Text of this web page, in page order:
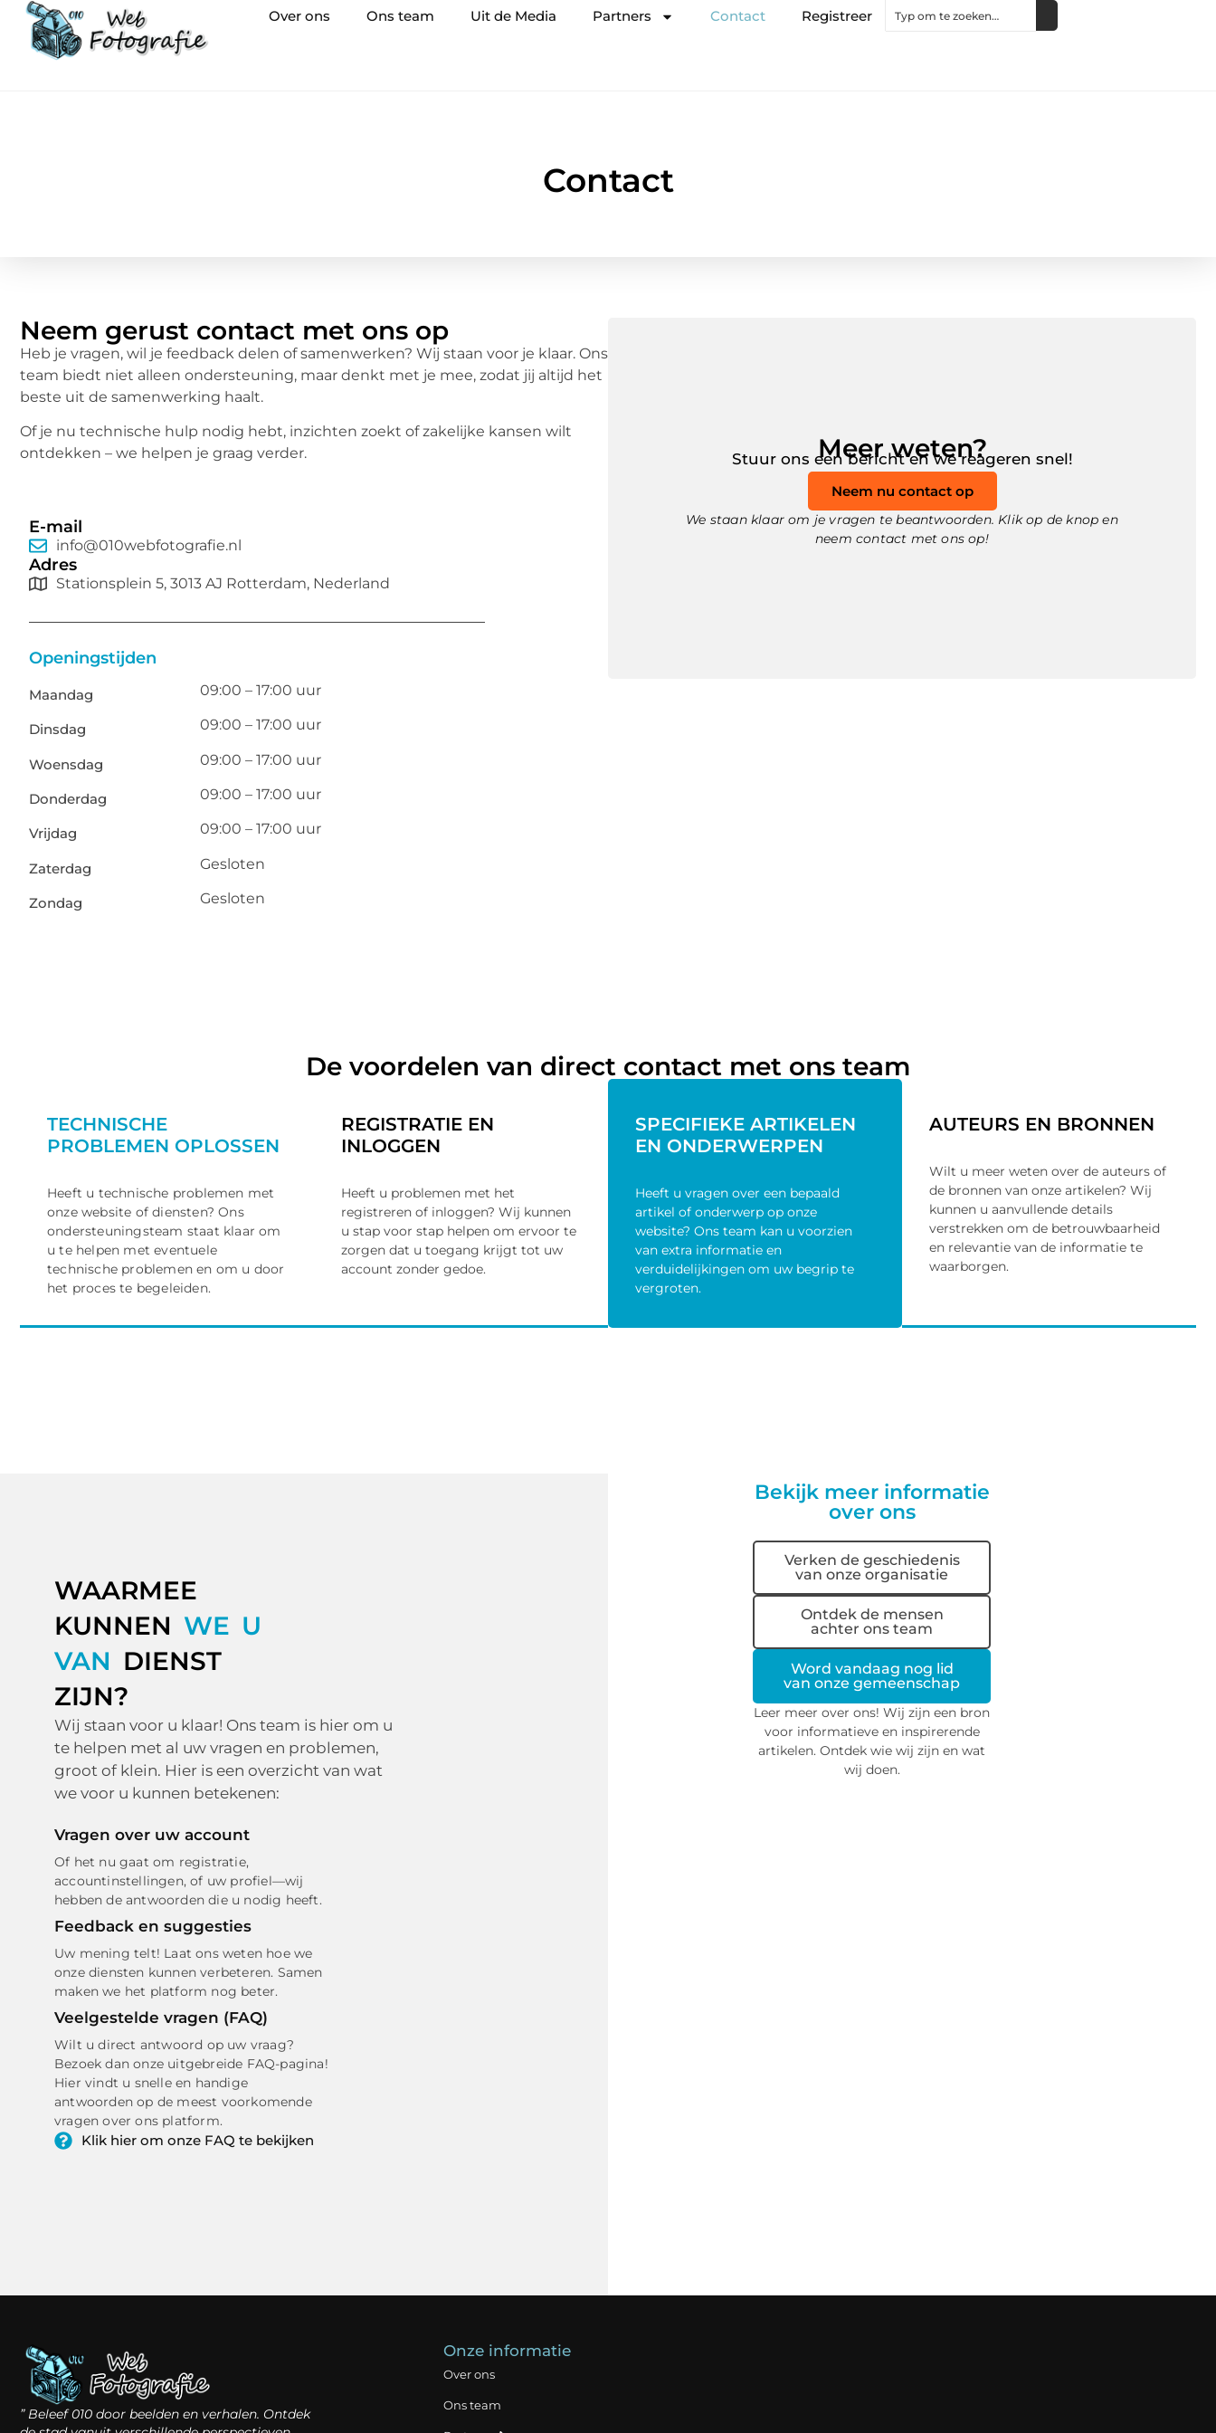
Over ons Ons team Uit de Media Partners Contact Registreer
Contact
Neem gerust contact met ons op
Heb je vragen, wil je feedback delen of samenwerken? Wij staan voor je klaar. Ons
team biedt niet alleen ondersteuning, maar denkt met je mee, zodat jij altijd het
beste uit de samenwerking haalt.
Of je nu technische hulp nodig hebt, inzichten zoekt of zakelijke kansen wilt
ontdekken – we helpen je graag verder.
E-mail
info@010webfotografie.nl
Adres
Stationsplein 5, 3013 AJ Rotterdam, Nederland
Openingstijden
Maandag 09:00 – 17:00 uur
Dinsdag 09:00 – 17:00 uur
Woensdag 09:00 – 17:00 uur
Donderdag 09:00 – 17:00 uur
Vrijdag 09:00 – 17:00 uur
Zaterdag Gesloten
Zondag Gesloten
Meer weten?
Stuur ons een bericht en we reageren snel!
Neem nu contact op
We staan klaar om je vragen te beantwoorden. Klik op de knop en
neem contact met ons op!
De voordelen van direct contact met ons team
TECHNISCHE
PROBLEMEN OPLOSSEN
Heeft u technische problemen met
onze website of diensten? Ons
ondersteuningsteam staat klaar om
u te helpen met eventuele
technische problemen en om u door
het proces te begeleiden.
REGISTRATIE EN
INLOGGEN
Heeft u problemen met het
registreren of inloggen? Wij kunnen
u stap voor stap helpen om ervoor te
zorgen dat u toegang krijgt tot uw
account zonder gedoe.
SPECIFIEKE ARTIKELEN
EN ONDERWERPEN
Heeft u vragen over een bepaald
artikel of onderwerp op onze
website? Ons team kan u voorzien
van extra informatie en
verduidelijkingen om uw begrip te
vergroten.
AUTEURS EN BRONNEN
Wilt u meer weten over de auteurs of
de bronnen van onze artikelen? Wij
kunnen u aanvullende details
verstrekken om de betrouwbaarheid
en relevantie van de informatie te
waarborgen.
WAARMEE
KUNNEN WE U
VAN DIENST
ZIJN?
Wij staan voor u klaar! Ons team is hier om u
te helpen met al uw vragen en problemen,
groot of klein. Hier is een overzicht van wat
we voor u kunnen betekenen:
Vragen over uw account
Of het nu gaat om registratie,
accountinstellingen, of uw profiel—wij
hebben de antwoorden die u nodig heeft.
Feedback en suggesties
Uw mening telt! Laat ons weten hoe we
onze diensten kunnen verbeteren. Samen
maken we het platform nog beter.
Veelgestelde vragen (FAQ)
Wilt u direct antwoord op uw vraag?
Bezoek dan onze uitgebreide FAQ-pagina!
Hier vindt u snelle en handige
antwoorden op de meest voorkomende
vragen over ons platform.
Klik hier om onze FAQ te bekijken
Bekijk meer informatie
over ons
Verken de geschiedenis
van onze organisatie
Ontdek de mensen
achter ons team
Word vandaag nog lid
van onze gemeenschap
Leer meer over ons! Wij zijn een bron
voor informatieve en inspirerende
artikelen. Ontdek wie wij zijn en wat
wij doen.
” Beleef 010 door beelden en verhalen. Ontdek
Onze informatie
Over ons
Ons team